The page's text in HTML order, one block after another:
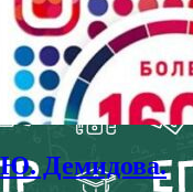
Демидова.